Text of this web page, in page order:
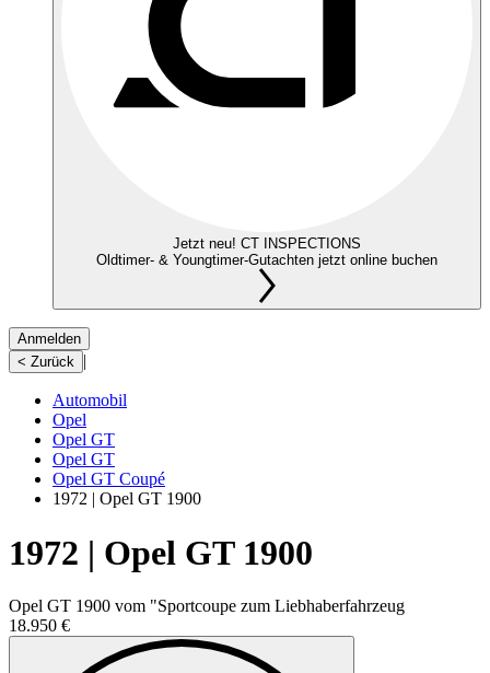
Jetzt neu! CT INSPECTIONS
Oldtimer- & Youngtimer-Gutachten jetzt online buchen
Anmelden
< Zurück |
Automobil
Opel
Opel GT
Opel GT
Opel GT Coupé
1972 | Opel GT 1900
1972 | Opel GT 1900
Opel GT 1900 vom "Sportcoupe zum Liebhaberfahrzeug
18.950 €